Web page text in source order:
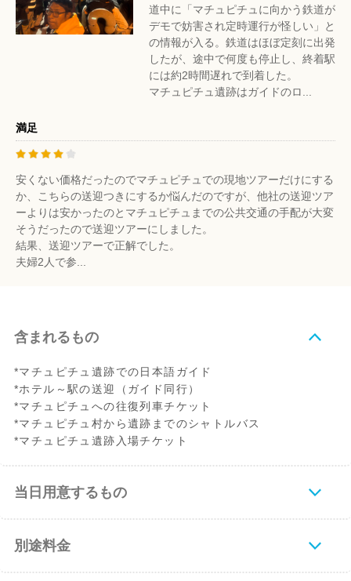
道中に「マチュピチュに向かう鉄道が
デモで妨害され定時運行が怪しい」と
の情報が入る。鉄道はほぼ定刻に出発
したが、途中で何度も停止し、終着駅
には約2時間遅れで到着した。
マチュピチュ遺跡はガイドのロ...
満足
安くない価格だったのでマチュピチュでの現地ツアーだけにする
か、こちらの送迎つきにするか悩んだのですが、他社の送迎ツア
ーよりは安かったのとマチュピチュまでの公共交通の手配が大変
そうだったので送迎ツアーにしました。
結果、送迎ツアーで正解でした。
夫婦2人で参...
含まれるもの
*マチュピチュ遺跡での日本語ガイド
*ホテル～駅の送迎（ガイド同行）
*マチュピチュへの往復列車チケット
*マチュピチュ村から遺跡までのシャトルバス
*マチュピチュ遺跡入場チケット
当日用意するもの
別途料金